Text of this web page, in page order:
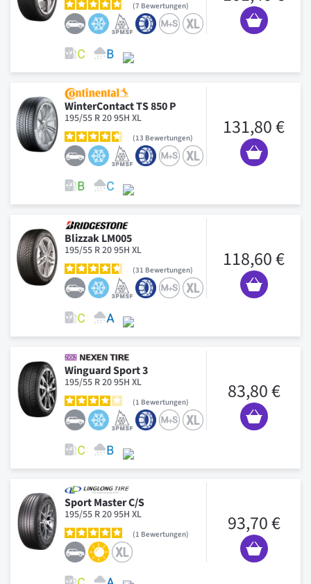
7 Bewertungen
WinterContact TS 850 P
195/55 R 20 95H XL
13 Bewertungen 131,80 €
Blizzak LM005
195/55 R 20 95H XL
31 Bewertungen 118,60 €
Winguard Sport 3
195/55 R 20 95H XL
1 Bewertungen 83,80 €
Sport Master C/S
195/55 R 20 95H XL
1 Bewertungen 93,70 €